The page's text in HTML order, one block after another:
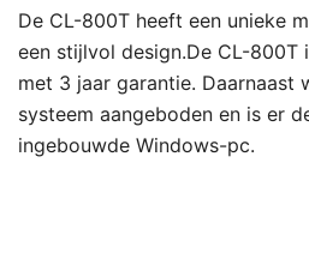
De CL-800T heeft een unieke
een stijlvol design.De CL-
met 3 jaar garantie. Daarnaast
systeem aangeboden en is er
ingebouwde Windows-pc.